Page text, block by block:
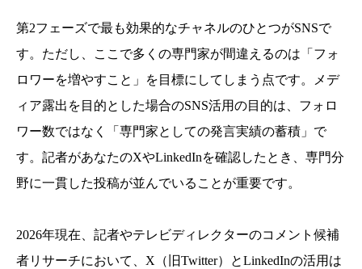
第2フェーズで最も効果的なチャネルのひとつがSNSで
す。ただし、ここで多くの専門家が間違えるのは「フォ
ロワーを増やすこと」を目標にしてしまう点です。メデ
ィア露出を目的とした場合のSNS活用の目的は、フォロ
ワー数ではなく「専門家としての発言実績の蓄積」で
す。記者があなたのXやLinkedInを確認したとき、専門分
野に一貫した投稿が並んでいることが重要です。
2026年現在、記者やテレビディレクターのコメント候補
者リサーチにおいて、X（旧Twitter）とLinkedInの活用は